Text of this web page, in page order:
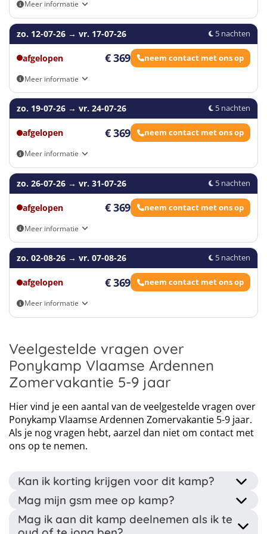
tijdens je vakantie buiten Nederland. Naast de
belangrijkste reisverzekeringen bevat deze ook een
internationale ziektekostenverzekering
Meer informatie
Eigen vervoer
zo. 12-07-26 → vr. 17-07-26 5 nachten
afgelopen € 369 neem contact met ons op
Meer informatie
Eigen vervoer
zo. 19-07-26 → vr. 24-07-26 5 nachten
afgelopen € 369 neem contact met ons op
Meer informatie
Eigen vervoer
zo. 26-07-26 → vr. 31-07-26 5 nachten
afgelopen € 369 neem contact met ons op
Meer informatie
Eigen vervoer
zo. 02-08-26 → vr. 07-08-26 5 nachten
afgelopen € 369 neem contact met ons op
Meer informatie
Veelgestelde vragen over
Ponykamp Vlaamse Ardennen
Zomervakantie 5-9 jaar
Hier vind je een aantal van de veelgestelde vragen over
Ponykamp Vlaamse Ardennen Zomervakantie 5-9 jaar.
Als je nog vragen hebt, aarzel dan niet om contact met
ons op te nemen.
Kan ik korting krijgen voor dit kamp?
Gezinskorting: Vanaf de tweede inschrijving voor
hetzelfde gezin kan u genieten van een gezinskorting
Mag mijn gsm mee op kamp?
Bij dit kamp wordt toegestaan (niet aangemoedigd) een
Mag ik aan dit kamp deelnemen als ik te